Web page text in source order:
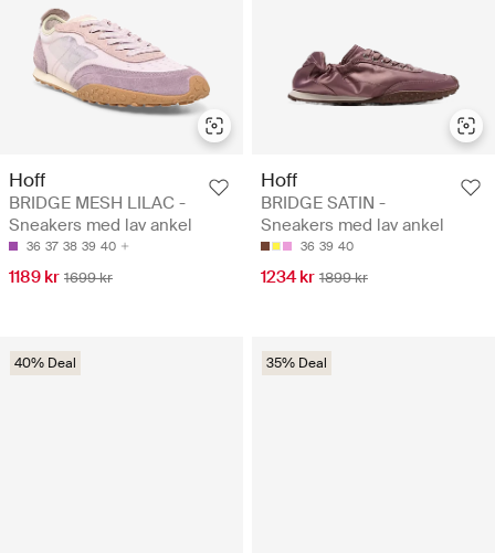
Hoff
BRIDGE MESH LILAC -
Sneakers med lav ankel
36 37 38 39 40
1189 kr 1699 kr
Hoff
BRIDGE SATIN -
Sneakers med lav ankel
36 39 40
1234 kr 1899 kr
40% Deal 35% Deal